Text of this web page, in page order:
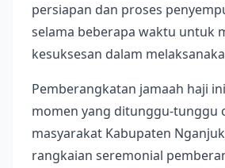
persiapan dan proses
selama beberapa waktu untuk
kesuksesan dalam
Pemberangkatan jamaah haji
momen yang ditunggu-tunggu
masyarakat Kabupaten
rangkaian seremonial